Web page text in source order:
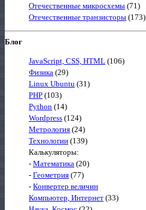
Отечественные микросхемы (71)
Отечественные транзисторы (173)
Блог
JavaScript, CSS, HTML (106)
Физика (29)
Linux Ubuntu (31)
PHP (103)
Python (14)
Wordpress (124)
Метрология (24)
Технологии (139)
Калькуляторы:
- Математика (20)
- Геометрия (77)
- Конвертер величин
Компьютер, Интернет (33)